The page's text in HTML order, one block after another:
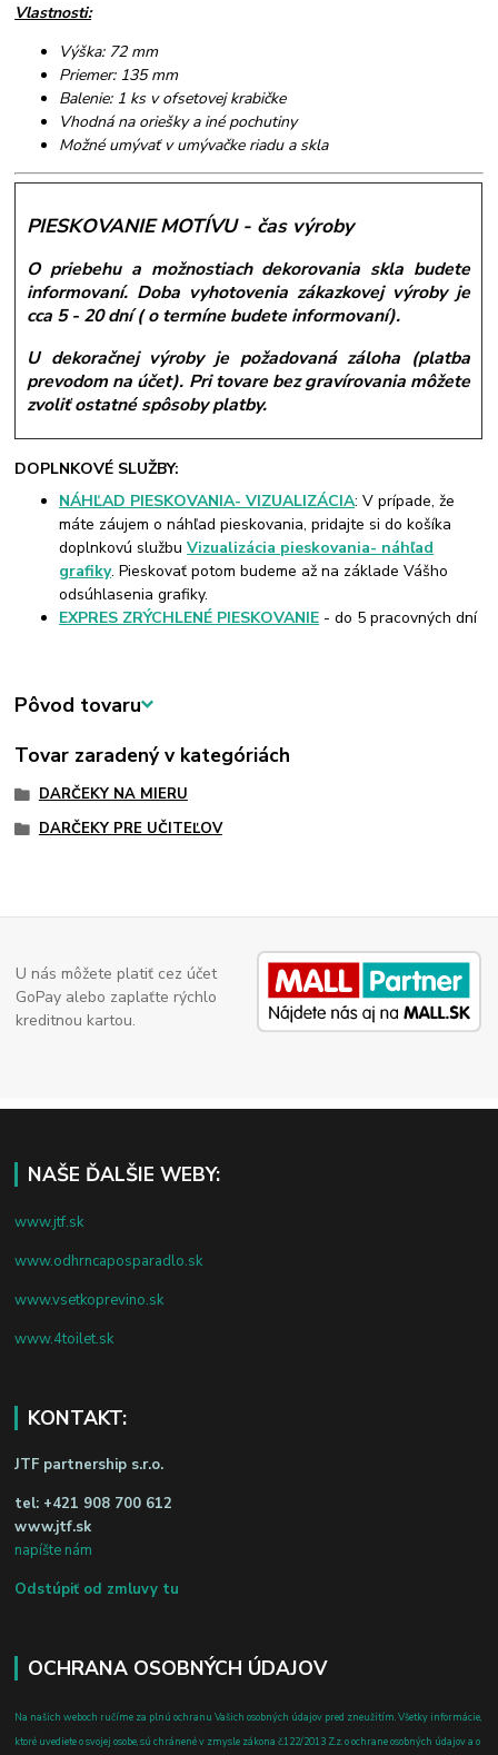
Vlastnosti:
Výška: 72 mm
Priemer: 135 mm
Balenie: 1 ks v ofsetovej krabičke
Vhodná na oriešky a iné pochutiny
Možné umývať v umývačke riadu a skla
PIESKOVANIE MOTÍVU - čas výroby
O priebehu a možnostiach dekorovania skla budete
informovaní. Doba vyhotovenia zákazkovej výroby je
cca 5 - 20 dní ( o termíne budete informovaní).
U dekoračnej výroby je požadovaná záloha (platba
prevodom na účet). Pri tovare bez gravírovania môžete
zvoliť ostatné spôsoby platby.
DOPLNKOVÉ SLUŽBY:
NÁHĽAD PIESKOVANIA- VIZUALIZÁCIA: V prípade, že
máte záujem o náhľad pieskovania, pridajte si do košíka
doplnkovú službuVizualizácia pieskovania- náhľad
grafiky. Pieskovať potom budeme až na základe Vášho
odsúhlasenia grafiky.
EXPRES ZRÝCHLENÉ PIESKOVANIE - do 5 pracovných dní
Pôvod tovaru
Tovar zaradený v kategóriách
DARČEKY NA MIERU
DARČEKY PRE UČITEĽOV
U nás môžete platiť cez účet
GoPay alebo zaplaťte rýchlo
kreditnou kartou.
NAŠE ĎALŠIE WEBY:
www.jtf.sk
www.odhrncaposparadlo.sk
www.vsetkoprevino.sk
www.4toilet.sk
KONTAKT:
JTF partnership s.r.o.
tel: +421 908 700 612
www.jtf.sk
napíšte nám
Odstúpiť od zmluvy tu
OCHRANA OSOBNÝCH ÚDAJOV
Na našich weboch ručíme za plnú ochranu Vašich osobných údajov pred zneužitím. Všetky informácie,
ktoré uvediete o svojej osobe, sú chránené v zmysle zákona č.122/2013 Z.z. o ochrane osobných údajov a o